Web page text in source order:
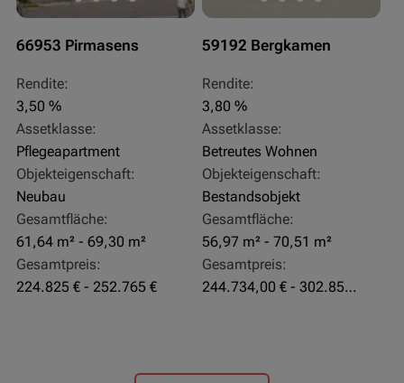
66953 Pirmasens
Rendite:
3,50 %
Assetklasse:
Pflegeapartment
Objekteigenschaft:
Neubau
Gesamtfläche:
61,64 m² - 69,30 m²
Gesamtpreis:
224.825 € - 252.765 €
59192 Bergkamen
Rendite:
3,80 %
Assetklasse:
Betreutes Wohnen
Objekteigenschaft:
Bestandsobjekt
Gesamtfläche:
56,97 m² - 70,51 m²
Gesamtpreis:
244.734,00 € - 302.855,00 €